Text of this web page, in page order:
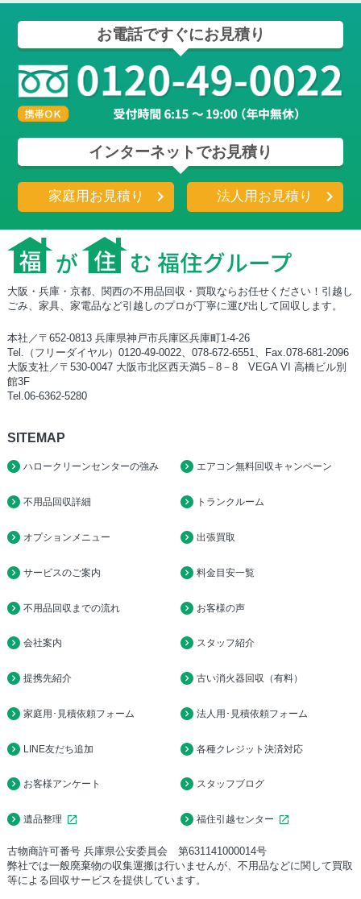
お電話ですぐにお見積り
インターネットでお見積り
家庭用お見積り 法人用お見積り
大阪・兵庫・京都、関西の不用品回収・買取ならお任せください！引越し
ごみ、家具、家電品など引越しのプロが丁寧に運び出して回収します。
本社／〒652-0813 兵庫県神戸市兵庫区兵庫町1-4-26
Tel.（フリーダイヤル）0120-49-0022、078-672-6551、Fax.078-681-2096
大阪支社／〒530-0047 大阪市北区西天満5－8－8 VEGA VI 高橋ビル別
館3F
Tel.06-6362-5280
SITEMAP
ハロークリーンセンターの強み エアコン無料回収キャンペーン
不用品回収詳細 トランクルーム
オプションメニュー 出張買取
サービスのご案内 料金目安一覧
不用品回収までの流れ お客様の声
会社案内 スタッフ紹介
提携先紹介 古い消火器回収（有料）
家庭用･見積依頼フォーム 法人用･見積依頼フォーム
LINE友だち追加 各種クレジット決済対応
お客様アンケート スタッフブログ
遺品整理 open_in_new 福住引越センター open_in_new
古物商許可番号 兵庫県公安委員会 第631141000014号
弊社では一般廃棄物の収集運搬は行いませんが、不用品などに関して買取
等による回収サービスを提供しています。